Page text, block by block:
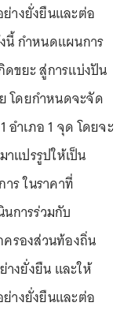
างยั่งยืนและต่อ
นี้ กำหนดแผนการ
ดขยะ สู่การแบ่งปัน
โดยกำหนดจะจัด
อำเภอ 1 จุด โดยจะ
าแปรรูปให้เป็น
ร ในราคาที่
การร่วมกับ
รองส่วนท้องถิ่น
างยั่งยืน และให้
างยั่งยืนและต่อ